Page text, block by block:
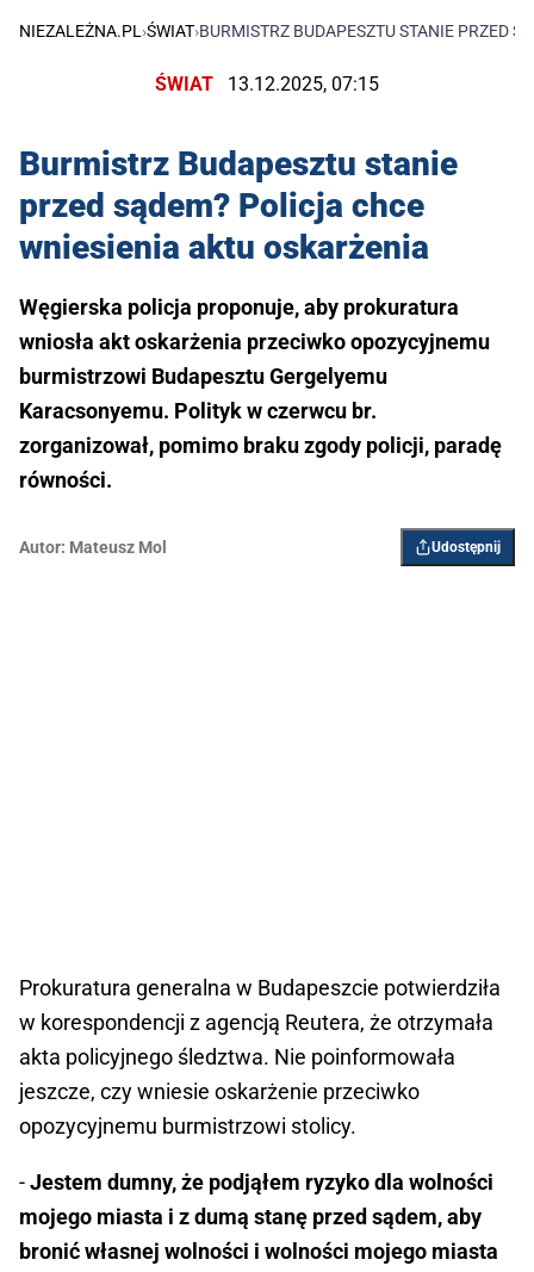
NIEZALEŻNA.PL ›ŚWIAT›BURMISTRZ BUDAPESZTU STANIE PRZED
ŚWIAT 13.12.2025, 07:15
Burmistrz Budapesztu stanie
przed sądem? Policja chce
wniesienia aktu oskarżenia
Węgierska policja proponuje, aby prokuratura
wniosła akt oskarżenia przeciwko opozycyjnemu
burmistrzowi Budapesztu Gergelyemu
Karacsonyemu. Polityk w czerwcu br.
zorganizował, pomimo braku zgody policji, paradę
równości.
Autor: Mateusz Mol Udostępnij
Prokuratura generalna w Budapeszcie potwierdziła
w korespondencji z agencją Reutera, że otrzymała
akta policyjnego śledztwa. Nie poinformowała
jeszcze, czy wniesie oskarżenie przeciwko
opozycyjnemu burmistrzowi stolicy.
-Jestem dumny, że podjąłem ryzyko dla wolności
mojego miasta i z dumą stanę przed sądem, aby
bronić własnej wolności i wolności mojego miasta